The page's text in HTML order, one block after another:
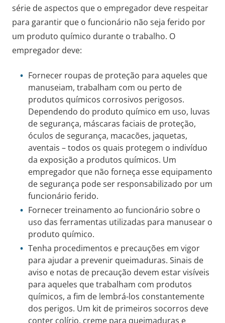
série de aspectos que o empregador deve respeitar
para garantir que o funcionário não seja ferido por
um produto químico durante o trabalho. O
empregador deve:
Fornecer roupas de proteção para aqueles que
manuseiam, trabalham com ou perto de
produtos químicos corrosivos perigosos.
Dependendo do produto químico em uso, luvas
de segurança, máscaras faciais de proteção,
óculos de segurança, macacões, jaquetas,
aventais – todos os quais protegem o indivíduo
da exposição a produtos químicos. Um
empregador que não forneça esse equipamento
de segurança pode ser responsabilizado por um
funcionário ferido.
Fornecer treinamento ao funcionário sobre o
uso das ferramentas utilizadas para manusear o
produto químico.
Tenha procedimentos e precauções em vigor
para ajudar a prevenir queimaduras. Sinais de
aviso e notas de precaução devem estar visíveis
para aqueles que trabalham com produtos
químicos, a fim de lembrá-los constantemente
dos perigos. Um kit de primeiros socorros deve
conter colírio, creme para queimaduras e